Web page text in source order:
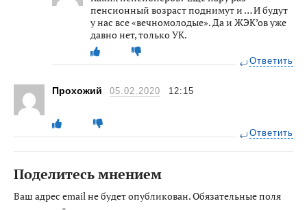
пенсионный возраст поднимут и … И будут
у нас все «вечномолодые». Да и ЖЭК’ов уже
давно нет, только УК.
Ответить
Прохожий 05.02.2020 12:15
Ответить
Поделитесь мнением
Ваш адрес email не будет опубликован.Обязательные поля